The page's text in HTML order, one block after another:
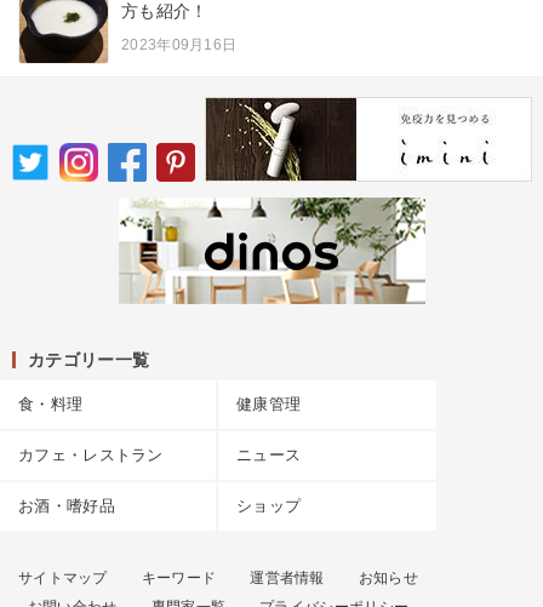
方も紹介！
2023年09月16日
カテゴリー一覧
食・料理 健康管理
カフェ・レストラン ニュース
お酒・嗜好品 ショップ
サイトマップ キーワード 運営者情報
お知らせ